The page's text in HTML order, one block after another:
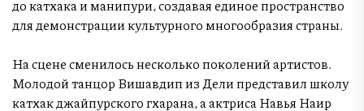
до катхака и манипури, создавая единое пространство
для демонстрации культурного многообразия страны.
На сцене сменилось несколько поколений артистов.
Молодой танцор Вишавдип из Дели представил школу
катхак джайпурского гхарана, а актриса Навья Наир